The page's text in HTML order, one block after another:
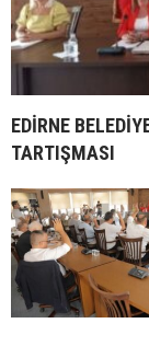
EDİRNE
TARTIŞMASI